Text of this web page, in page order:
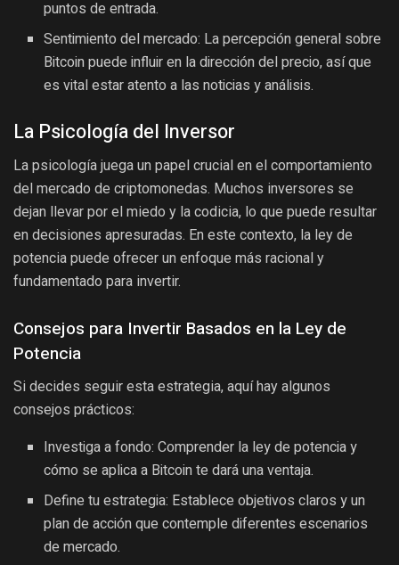
puntos de entrada.
Sentimiento del mercado: La percepción general sobre
Bitcoin puede influir en la dirección del precio, así que
es vital estar atento a las noticias y análisis.
La Psicología del Inversor
La psicología juega un papel crucial en el comportamiento
del mercado de criptomonedas. Muchos inversores se
dejan llevar por el miedo y la codicia, lo que puede resultar
en decisiones apresuradas. En este contexto, la ley de
potencia puede ofrecer un enfoque más racional y
fundamentado para invertir.
Consejos para Invertir Basados en la Ley de
Potencia
Si decides seguir esta estrategia, aquí hay algunos
consejos prácticos:
Investiga a fondo: Comprender la ley de potencia y
cómo se aplica a Bitcoin te dará una ventaja.
Define tu estrategia: Establece objetivos claros y un
plan de acción que contemple diferentes escenarios
de mercado.